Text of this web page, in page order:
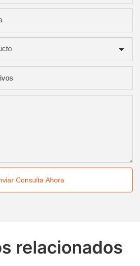
Consulta Ahora
relacionados